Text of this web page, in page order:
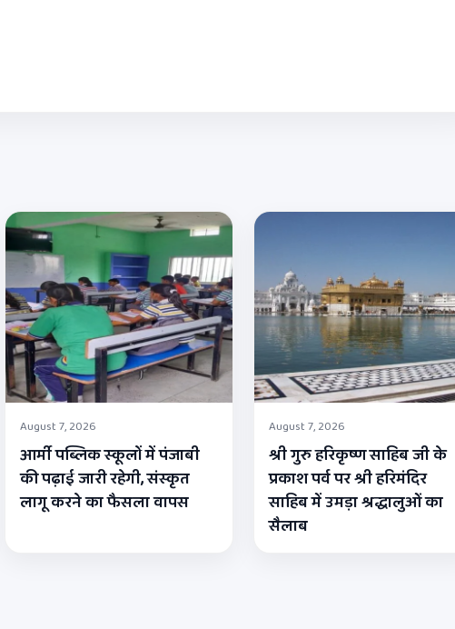
August 7, 2026
आर्मी पब्लिक स्कूलों में पंजाबी
की पढ़ाई जारी रहेगी, संस्कृत
लागू करने का फैसला वापस
August 7, 2026
श्री गुरु हरिकृष्ण साहिब जी के
प्रकाश पर्व पर श्री हरिमंदिर
साहिब में उमड़ा श्रद्धालुओं का
सैलाब